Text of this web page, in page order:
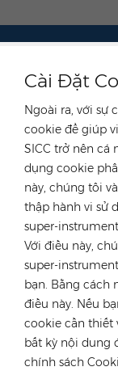
Cài Đặt
Ngoài ra, với sự
cookie để giúp
SICC trở nên cá
dụng cookie
này, chúng tôi
thập hành vi sử
super-
Với điều này,
super-
bạn. Bằng cách
điều này. Nếu
cookie cần thiết
bất kỳ nội dung
chính sách
LIÊN HỆ VỚI
nước Đức
điện thoại :+49
E-mail :
Văn phòng &
52457
Hong Kong
điện thoại :
E-mail :
Văn phòng &
Yuen Long,
Việt Nam
điện thoại :+84